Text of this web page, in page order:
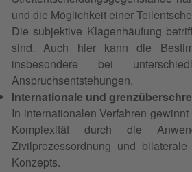
und die Möglichkeit einer
Die subjektive Klagenhäufung
sind. Auch hier kann die
insbesondere bei
Anspruchsentstehungen.
Internationale und
In internationalen Verfahren
Komplexität durch die
Zivilprozessordnung und
Konzepts.